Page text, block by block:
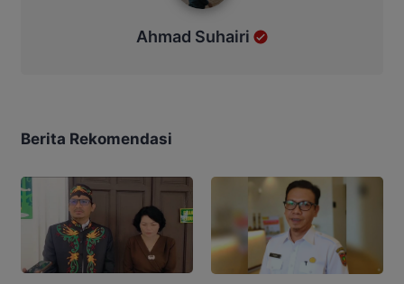
Ahmad Suhairi
Berita Rekomendasi